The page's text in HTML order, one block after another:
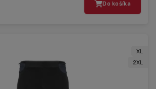
Do košíka
XL
2XL